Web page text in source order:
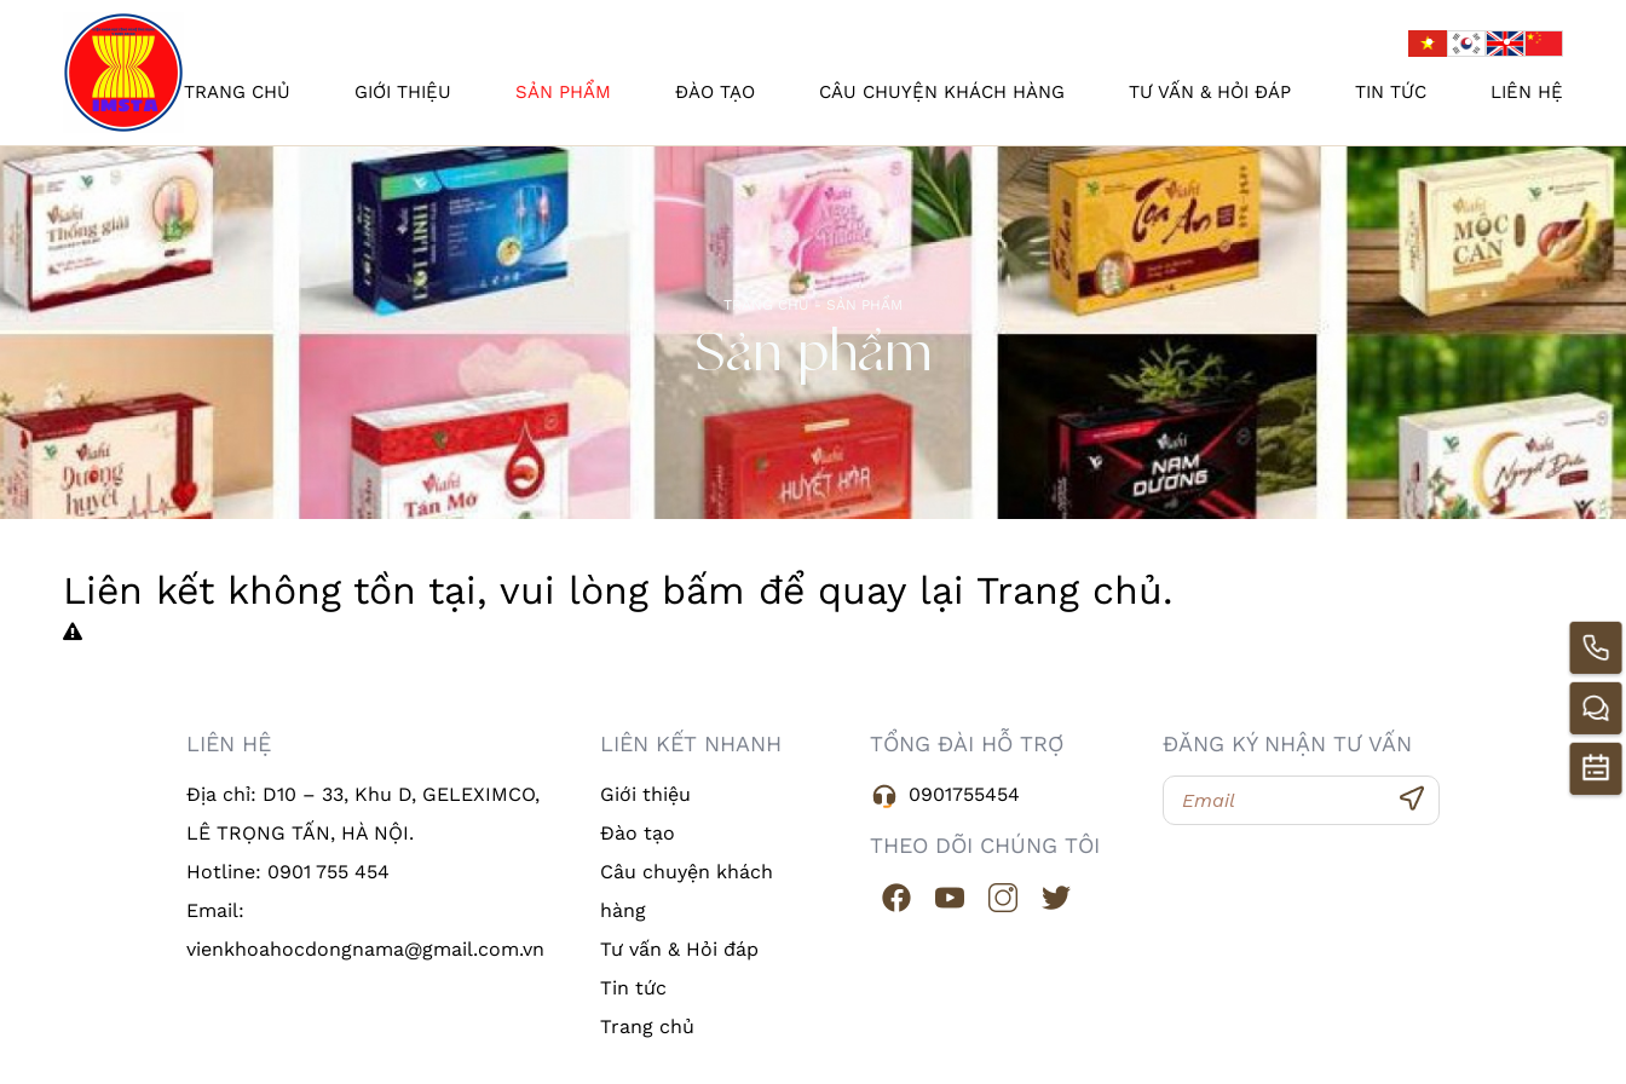
TRANG CHỦ GIỚI THIỆU SẢN PHẨM ĐÀO TẠO CÂU CHUYỆN KHÁCH HÀNG TƯ VẤN & HỎI ĐÁP TIN TỨC LIÊN HỆ
TRANG CHỦ - SẢN PHẨM
Sản phẩm
Liên kết không tồn tại, vui lòng bấm để quay lại Trang chủ.
LIÊN HỆ
Địa chỉ: D10 – 33, Khu D, GELEXIMCO,
LÊ TRỌNG TẤN, HÀ NỘI.
Hotline: 0901 755 454
Email:
vienkhoahocdongnama@gmail.com.vn
LIÊN KẾT NHANH
Giới thiệu
Đào tạo
Câu chuyện khách
hàng
Tư vấn & Hỏi đáp
Tin tức
Trang chủ
TỔNG ĐÀI HỖ TRỢ
0901755454
THEO DÕI CHÚNG TÔI
ĐĂNG KÝ NHẬN TƯ VẤN